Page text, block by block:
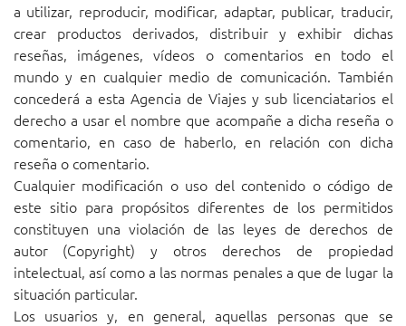
a utilizar, reproducir, modificar, adaptar, publicar, traducir,
crear productos derivados, distribuir y exhibir dichas
reseñas, imágenes, vídeos o comentarios en todo el
mundo y en cualquier medio de comunicación. También
concederá a esta Agencia de Viajes y sub licenciatarios el
derecho a usar el nombre que acompañe a dicha reseña o
comentario, en caso de haberlo, en relación con dicha
reseña o comentario.
Cualquier modificación o uso del contenido o código de
este sitio para propósitos diferentes de los permitidos
constituyen una violación de las leyes de derechos de
autor (Copyright) y otros derechos de propiedad
intelectual, así como a las normas penales a que de lugar la
situación particular.
Los usuarios y, en general, aquellas personas que se